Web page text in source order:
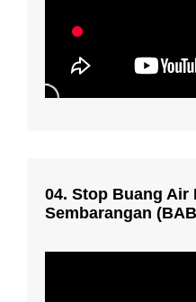
04. Stop Buang Air
Sembarangan